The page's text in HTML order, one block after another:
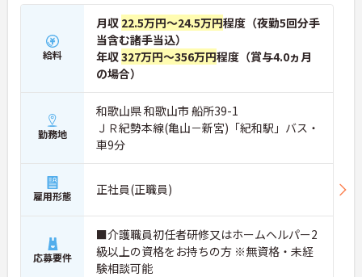
給料
月収 22.5万円～24.5万円程度（夜勤5回分手
当含む諸手当込）
年収327万円～356万円程度（賞与4.0ヵ月
の場合）
勤務地
和歌山県 和歌山市 船所39-1
ＪＲ紀勢本線(亀山－新宮)「紀和駅」バス・
車9分
雇用形態 正社員(正職員)
応募要件
■介護職員初任者研修又はホームヘルパー2
級以上の資格をお持ちの方 ※無資格・未経
験相談可能